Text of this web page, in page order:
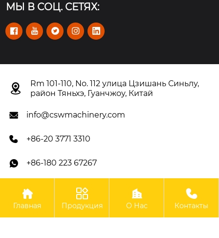
МЫ В СОЦ. СЕТЯХ:
    

Rm 101-110, No. 112 улица Цзишань Синьлу,
район Тяньхэ, Гуанчжоу, Китай
 info@cswmachinery.com
 +86-20 3771 3310
 +86-180 223 67267
Авторское право©OOO Гуанчжоу CSW Machinery Co.,
Limited

Главная

Продукция

О Нас

Контакты